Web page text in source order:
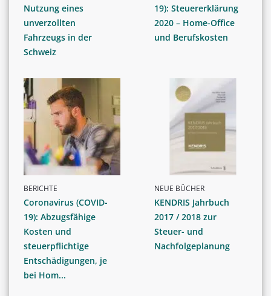
Nutzung eines
unverzollten
Fahrzeugs in der
Schweiz
19): Steuererklärung
2020 – Home-Office
und Berufskosten
BERICHTE
Coronavirus (COVID-
19): Abzugsfähige
Kosten und
steuerpflichtige
Entschädigungen, je
bei Hom...
NEUE BÜCHER
KENDRIS Jahrbuch
2017 / 2018 zur
Steuer- und
Nachfolgeplanung